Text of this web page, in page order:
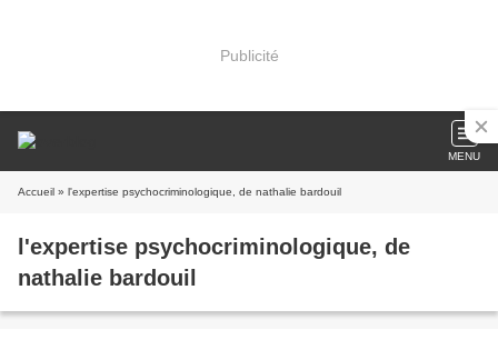
Publicité
MENU
Accueil » l'expertise psychocriminologique, de nathalie bardouil
l'expertise psychocriminologique, de
nathalie bardouil